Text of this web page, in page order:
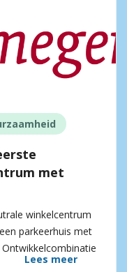
met
winkelcentrum
parkeerhuis met
Lees meer